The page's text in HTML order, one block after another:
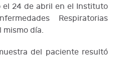
el 24 de abril en el Instituto
Respiratorias
mismo día.
del paciente resultó